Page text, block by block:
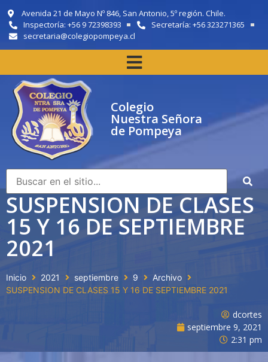
Avenida 21 de Mayo Nº 846, San Antonio, 5º región. Chile.
Inspectoría: +56 9 72398393
Secretaría: +56 323271365
secretaria@colegiopompeya.cl
Colegio
Nuestra Señora
de Pompeya
SUSPENSION DE CLASES
15 Y 16 DE SEPTIEMBRE
2021
Inicio 2021 septiembre 9
Archivo
SUSPENSION DE CLASES 15 Y 16 DE SEPTIEMBRE 2021
dcortes
septiembre 9, 2021
2:31 pm